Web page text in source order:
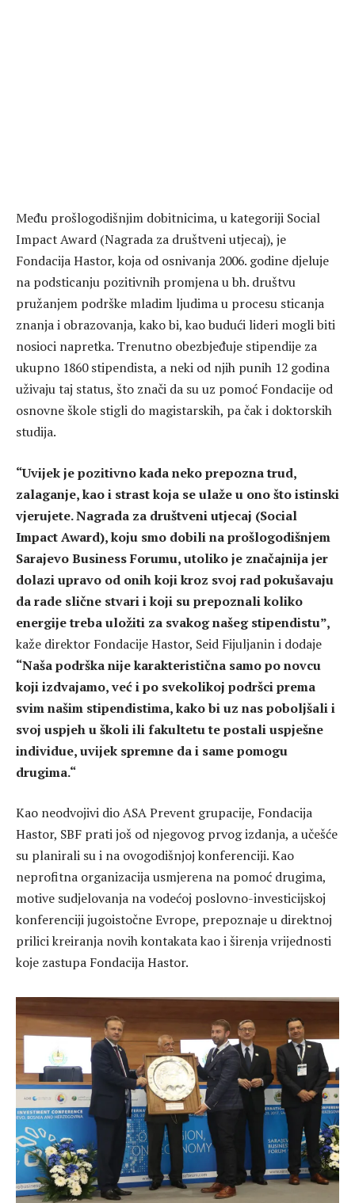
Među prošlogodišnjim dobitnicima, u kategoriji Social
Impact Award (Nagrada za društveni utjecaj), je
Fondacija Hastor, koja od osnivanja 2006. godine djeluje
na podsticanju pozitivnih promjena u bh. društvu
pružanjem podrške mladim ljudima u procesu sticanja
znanja i obrazovanja, kako bi, kao budući lideri mogli biti
nosioci napretka. Trenutno obezbjeđuje stipendije za
ukupno 1860 stipendista, a neki od njih punih 12 godina
uživaju taj status, što znači da su uz pomoć Fondacije od
osnovne škole stigli do magistarskih, pa čak i doktorskih
studija.
“Uvijek je pozitivno kada neko prepozna trud,
zalaganje, kao i strast koja se ulaže u ono što istinski
vjerujete. Nagrada za društveni utjecaj (Social
Impact Award), koju smo dobili na prošlogodišnjem
Sarajevo Business Forumu, utoliko je značajnija jer
dolazi upravo od onih koji kroz svoj rad pokušavaju
da rade slične stvari i koji su prepoznali koliko
energije treba uložiti za svakog našeg stipendistu”,
kaže direktor Fondacije Hastor, Seid Fijuljanin i dodaje
“Naša podrška nije karakteristična samo po novcu
koji izdvajamo, već i po svekolikoj podršci prema
svim našim stipendistima, kako bi uz nas poboljšali i
svoj uspjeh u školi ili fakultetu te postali uspješne
individue, uvijek spremne da i same pomogu
drugima.“
Kao neodvojivi dio ASA Prevent grupacije, Fondacija
Hastor, SBF prati još od njegovog prvog izdanja, a učešće
su planirali su i na ovogodišnjoj konferenciji. Kao
neprofitna organizacija usmjerena na pomoć drugima,
motive sudjelovanja na vodećoj poslovno-investicijskoj
konferenciji jugoistočne Evrope, prepoznaje u direktnoj
prilici kreiranja novih kontakata kao i širenja vrijednosti
koje zastupa Fondacija Hastor.